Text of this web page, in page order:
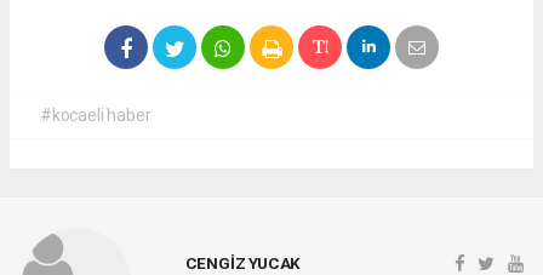
#kocaeli haber
CENGİZ YUCAK